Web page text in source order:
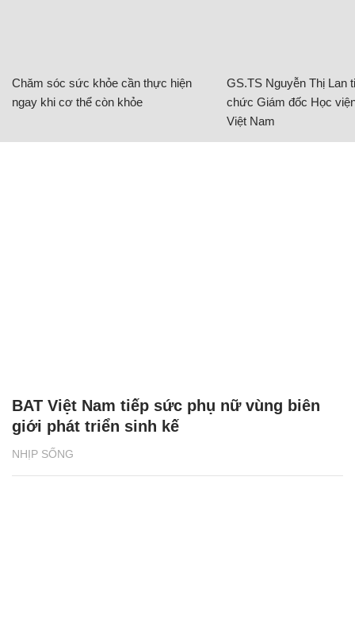
Chăm sóc sức khỏe cần thực hiện
ngay khi cơ thể còn khỏe
GS.TS Nguyễn Thị Lan
chức Giám đốc Học
Việt Nam
NHỊP SỐNG
BAT Việt Nam tiếp sức phụ nữ vùng biên
giới phát triển sinh kế